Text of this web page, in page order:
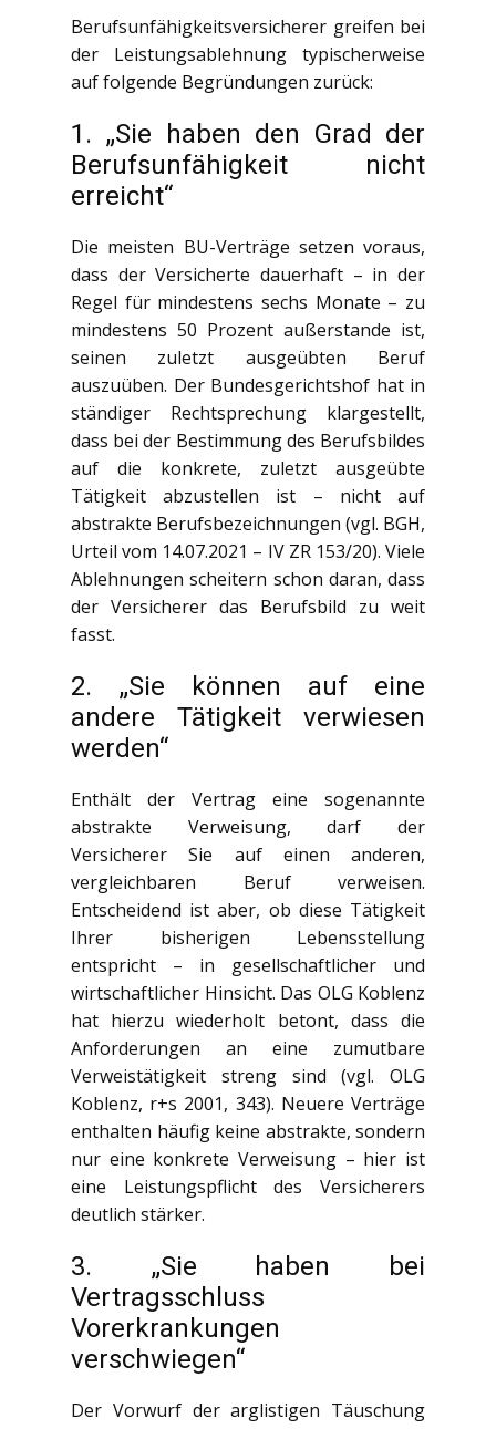
Berufsunfähigkeitsversicherer greifen bei
der Leistungsablehnung typischerweise
auf folgende Begründungen zurück:
1. „Sie haben den Grad der
Berufsunfähigkeit nicht
erreicht“
Die meisten BU-Verträge setzen voraus,
dass der Versicherte dauerhaft – in der
Regel für mindestens sechs Monate – zu
mindestens 50 Prozent außerstande ist,
seinen zuletzt ausgeübten Beruf
auszuüben. Der Bundesgerichtshof hat in
ständiger Rechtsprechung klargestellt,
dass bei der Bestimmung des Berufsbildes
auf die konkrete, zuletzt ausgeübte
Tätigkeit abzustellen ist – nicht auf
abstrakte Berufsbezeichnungen (vgl. BGH,
Urteil vom 14.07.2021 – IV ZR 153/20). Viele
Ablehnungen scheitern schon daran, dass
der Versicherer das Berufsbild zu weit
fasst.
2. „Sie können auf eine
andere Tätigkeit verwiesen
werden“
Enthält der Vertrag eine sogenannte
abstrakte Verweisung, darf der
Versicherer Sie auf einen anderen,
vergleichbaren Beruf verweisen.
Entscheidend ist aber, ob diese Tätigkeit
Ihrer bisherigen Lebensstellung
entspricht – in gesellschaftlicher und
wirtschaftlicher Hinsicht. Das OLG Koblenz
hat hierzu wiederholt betont, dass die
Anforderungen an eine zumutbare
Verweistätigkeit streng sind (vgl. OLG
Koblenz, r+s 2001, 343). Neuere Verträge
enthalten häufig keine abstrakte, sondern
nur eine konkrete Verweisung – hier ist
eine Leistungspflicht des Versicherers
deutlich stärker.
3. „Sie haben bei
Vertragsschluss
Vorerkrankungen
verschwiegen“
Der Vorwurf der arglistigen Täuschung